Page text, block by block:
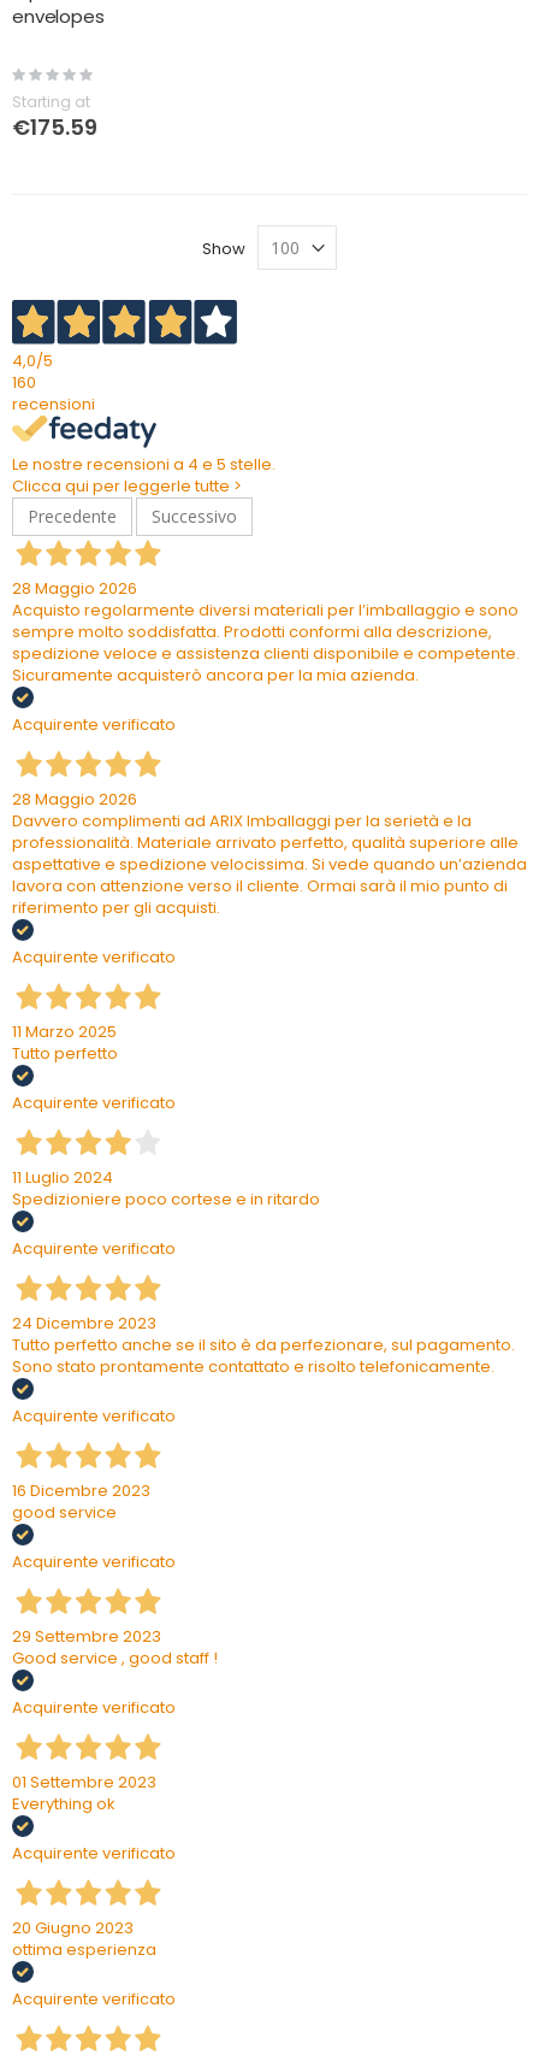
envelopes
Rating:
0%
Starting at
€175.59
Show
4,0/5
160
recensioni
Le nostre recensioni a 4 e 5 stelle.
Clicca qui per leggerle tutte >
Precedente
Successivo
28 Maggio 2026
Acquisto regolarmente diversi materiali per l’imballaggio e sono
sempre molto soddisfatta. Prodotti conformi alla descrizione,
spedizione veloce e assistenza clienti disponibile e competente.
Sicuramente acquisterò ancora per la mia azienda.
Acquirente verificato
28 Maggio 2026
Davvero complimenti ad ARIX Imballaggi per la serietà e la
professionalità. Materiale arrivato perfetto, qualità superiore alle
aspettative e spedizione velocissima. Si vede quando un’azienda
lavora con attenzione verso il cliente. Ormai sarà il mio punto di
riferimento per gli acquisti.
Acquirente verificato
11 Marzo 2025
Tutto perfetto
Acquirente verificato
11 Luglio 2024
Spedizioniere poco cortese e in ritardo
Acquirente verificato
24 Dicembre 2023
Tutto perfetto anche se il sito è da perfezionare, sul pagamento.
Sono stato prontamente contattato e risolto telefonicamente.
Acquirente verificato
16 Dicembre 2023
good service
Acquirente verificato
29 Settembre 2023
Good service , good staff !
Acquirente verificato
01 Settembre 2023
Everything ok
Acquirente verificato
20 Giugno 2023
ottima esperienza
Acquirente verificato